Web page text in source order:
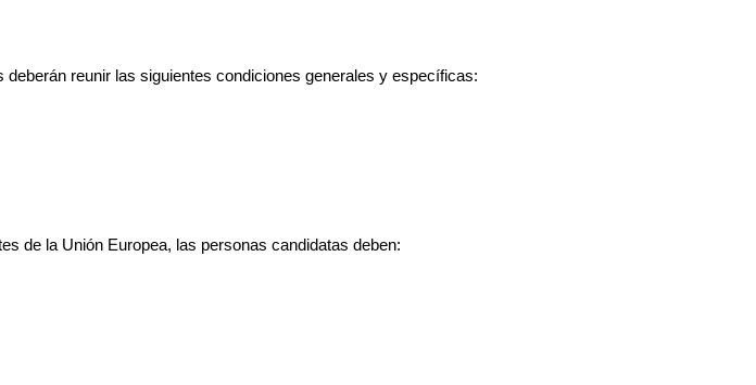
reunir las siguientes condiciones generales y específicas:
de la Unión Europea, las personas candidatas deben: